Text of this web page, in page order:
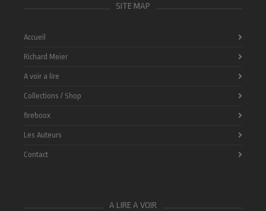
SITE MAP
Accueil
Richard Meier
A voir a lire
Collections / Shop
fireboox
Les Auteurs
Contact
A LIRE A VOIR